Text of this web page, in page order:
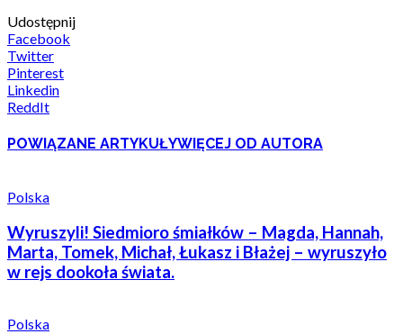
Udostępnij
Facebook
Twitter
Pinterest
Linkedin
ReddIt
POWIĄZANE ARTYKUŁYWIĘCEJ OD AUTORA
Polska
Wyruszyli! Siedmioro śmiałków – Magda, Hannah,
Marta, Tomek, Michał, Łukasz i Błażej – wyruszyło
w rejs dookoła świata.
Polska